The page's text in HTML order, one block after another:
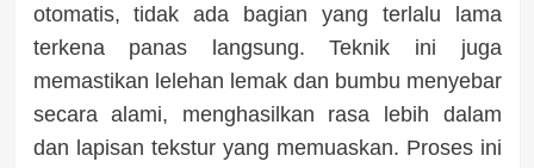
otomatis, tidak ada bagian yang terlalu lama
terkena panas langsung. Teknik ini juga
memastikan lelehan lemak dan bumbu menyebar
secara alami, menghasilkan rasa lebih dalam
dan lapisan tekstur yang memuaskan. Proses ini